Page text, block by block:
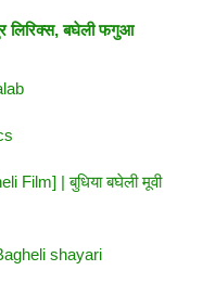
लिरिक्स, बघेली फगुआ
Film] | बुधिया बघेली मूवी
shayari